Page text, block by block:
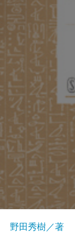
野田秀樹／著